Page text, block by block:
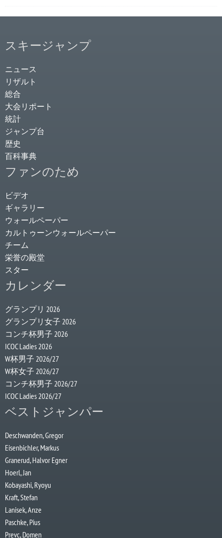
スキージャンプ
ニュース
リザルト
総合
大会リポート
統計
ジャンプ台
歴史
百科事典
ファンのため
ビデオ
ギャラリー
ウォールペーパー
カルトゥーンウォールペーパー
チーム
栄誉の殿堂
スター
カレンダー
グランプリ 2026
グランプリ女子 2026
コンチ杯男子 2026
ICOC Ladies 2026
W杯男子 2026/27
W杯女子 2026/27
コンチ杯男子 2026/27
ICOC Ladies 2026/27
ベストジャンパー
Deschwanden, Gregor
Eisenbichler, Markus
Granerud, Halvor Egner
Hoerl, Jan
Kobayashi, Ryoyu
Kraft, Stefan
Lanisek, Anze
Paschke, Pius
Prevc, Domen